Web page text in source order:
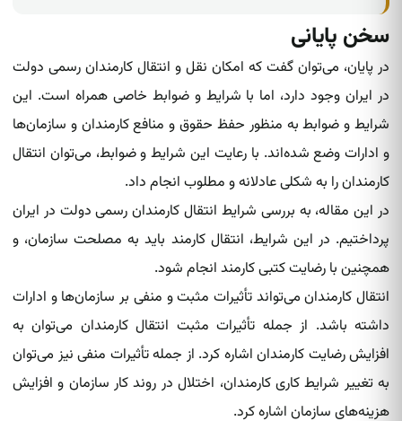
سخن پایانی
در پایان، می‌توان گفت که امکان نقل و انتقال کارمندان رسمی دولت
در ایران وجود دارد، اما با شرایط و ضوابط خاصی همراه است. این
شرایط و ضوابط به منظور حفظ حقوق و منافع کارمندان و سازمان‌ها
و ادارات وضع شده‌اند. با رعایت این شرایط و ضوابط، می‌توان انتقال
کارمندان را به شکلی عادلانه و مطلوب انجام داد.
در این مقاله، به بررسی شرایط انتقال کارمندان رسمی دولت در ایران
پرداختیم. در این شرایط، انتقال کارمند باید به مصلحت سازمان، و
همچنین با رضایت کتبی کارمند انجام شود.
انتقال کارمندان می‌تواند تأثیرات مثبت و منفی بر سازمان‌ها و ادارات
داشته باشد. از جمله تأثیرات مثبت انتقال کارمندان می‌توان به
افزایش رضایت کارمندان اشاره کرد. از جمله تأثیرات منفی نیز می‌توان
به تغییر شرایط کاری کارمندان، اختلال در روند کار سازمان و افزایش
هزینه‌های سازمان اشاره کرد.